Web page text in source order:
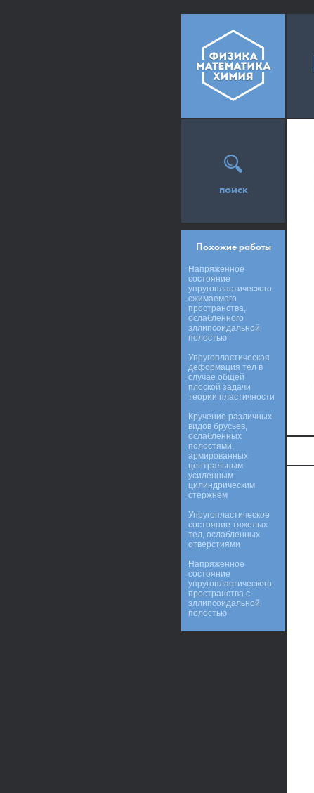
поиск
Похожие работы
Напряженное
состояние
упругопластического
сжимаемого
пространства,
ослабленного
эллипсоидальной
полостью
Упругопластическая
деформация тел в
случае общей
плоской задачи
теории пластичности
Кручение различных
видов брусьев,
ослабленных
полостями,
армированных
центральным
усиленным
цилиндрическим
стержнем
Упругопластическое
состояние тяжелых
тел, ослабленных
отверстиями
Напряженное
состояние
упругопластического
пространства с
эллипсоидальной
полостью